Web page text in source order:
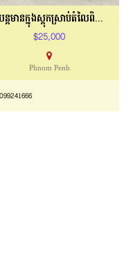
រថយន្ដមានក្នុងស្តុកស្រាប់តំលៃពិសេស
$25,000
Phnom Penh
099241666